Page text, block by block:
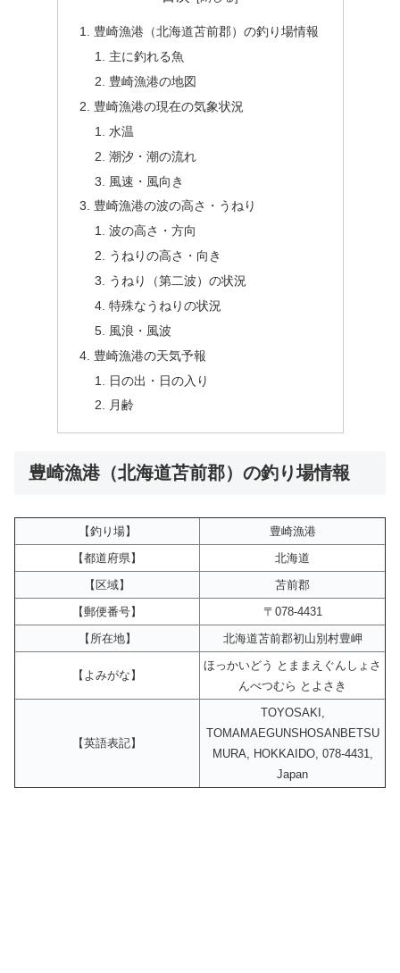
豊崎漁港（北海道苫前郡）の釣り場情報
主に釣れる魚
豊崎漁港の地図
豊崎漁港の現在の気象状況
水温
潮汐・潮の流れ
風速・風向き
豊崎漁港の波の高さ・うねり
波の高さ・方向
うねりの高さ・向き
うねり（第二波）の状況
特殊なうねりの状況
風浪・風波
豊崎漁港の天気予報
日の出・日の入り
月齢
豊崎漁港（北海道苫前郡）の釣り場情報
【釣り場】
豊崎漁港
【都道府県】
北海道
【区域】
苫前郡
【郵便番号】
〒078-4431
【所在地】
北海道苫前郡初山別村豊岬
【よみがな】
ほっかいどう とままえぐんしょさ
んべつむら とよさき
【英語表記】
TOYOSAKI,
TOMAMAEGUNSHOSANBETSU
MURA, HOKKAIDO, 078-4431,
Japan